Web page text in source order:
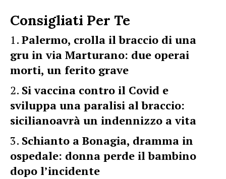
Consigliati Per Te
Palermo, crolla il braccio di una
gru in via Marturano: due operai
morti, un ferito grave
Si vaccina contro il Covid e
sviluppa una paralisi al braccio:
sicilianoavrà un indennizzo a vita
Schianto a Bonagia, dramma in
ospedale: donna perde il bambino
dopo l’incidente